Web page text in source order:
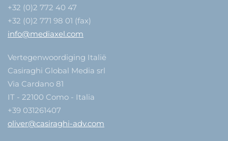
+32 (0)2 772 40 47
+32 (0)2 771 98 01 (fax)
info@mediaxel.com
Vertegenwoordiging Italië
Casiraghi Global Media srl
Via Cardano 81
IT - 22100 Como - Italia
+39 031261407
oliver@casiraghi-adv.com